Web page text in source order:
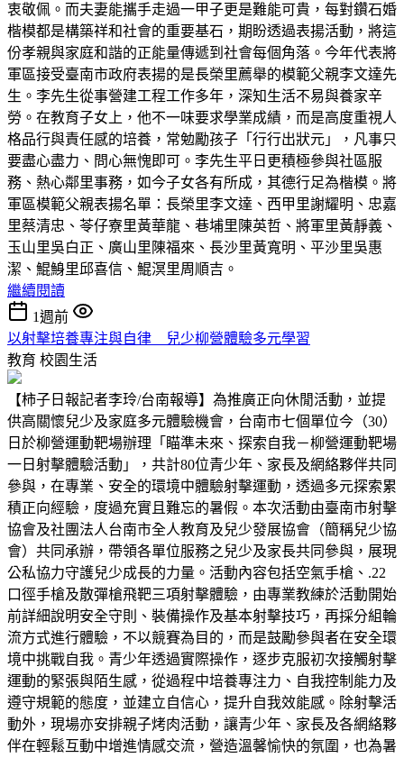
衷敬佩。而夫妻能攜手走過一甲子更是難能可貴，每對鑽石婚
楷模都是構築祥和社會的重要基石，期盼透過表揚活動，將這
份孝親與家庭和諧的正能量傳遞到社會每個角落。今年代表將
軍區接受臺南市政府表揚的是長榮里薦舉的模範父親李文達先
生。李先生從事營建工程工作多年，深知生活不易與養家辛
勞。在教育子女上，他不一味要求學業成績，而是高度重視人
格品行與責任感的培養，常勉勵孩子「行行出狀元」，凡事只
要盡心盡力、問心無愧即可。李先生平日更積極參與社區服
務、熱心鄰里事務，如今子女各有所成，其德行足為楷模。將
軍區模範父親表揚名單：長榮里李文達、西甲里謝耀明、忠嘉
里蔡清忠、苓仔寮里黃華龍、巷埔里陳英哲、將軍里黃靜義、
玉山里吳白正、廣山里陳福來、長沙里黃寬明、平沙里吳惠
潔、鯤鯓里邱喜信、鯤溟里周順吉。
繼續閱讀
1週前
以射擊培養專注與自律 兒少柳營體驗多元學習
教育 校園生活
【柿子日報記者李玲/台南報導】為推廣正向休閒活動，並提
供高關懷兒少及家庭多元體驗機會，台南市七個單位今（30）
日於柳營運動靶場辦理「瞄準未來、探索自我－柳營運動靶場
一日射擊體驗活動」，共計80位青少年、家長及網絡夥伴共同
參與，在專業、安全的環境中體驗射擊運動，透過多元探索累
積正向經驗，度過充實且難忘的暑假。本次活動由臺南市射擊
協會及社團法人台南市全人教育及兒少發展協會（簡稱兒少協
會）共同承辦，帶領各單位服務之兒少及家長共同參與，展現
公私協力守護兒少成長的力量。活動內容包括空氣手槍、.22
口徑手槍及散彈槍飛靶三項射擊體驗，由專業教練於活動開始
前詳細說明安全守則、裝備操作及基本射擊技巧，再採分組輪
流方式進行體驗，不以競賽為目的，而是鼓勵參與者在安全環
境中挑戰自我。青少年透過實際操作，逐步克服初次接觸射擊
運動的緊張與陌生感，從過程中培養專注力、自我控制能力及
遵守規範的態度，並建立自信心，提升自我效能感。除射擊活
動外，現場亦安排親子烤肉活動，讓青少年、家長及各網絡夥
伴在輕鬆互動中增進情感交流，營造溫馨愉快的氛圍，也為暑